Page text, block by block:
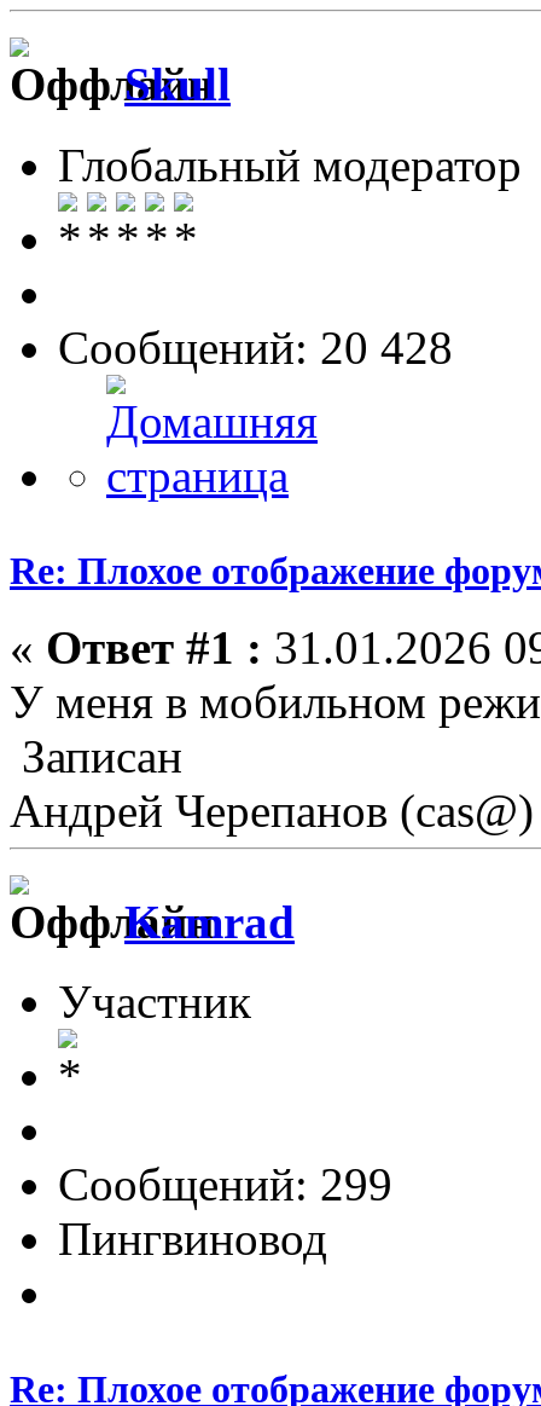
Skull
Глобальный модератор
Сообщений: 20 428
Re: Плохое отображение
« Ответ #1 : 31.01.2026
У меня в мобильном
Записан
Андрей Черепанов (cas@)
Kamrad
Участник
Сообщений: 299
Пингвиновод
Re: Плохое отображение